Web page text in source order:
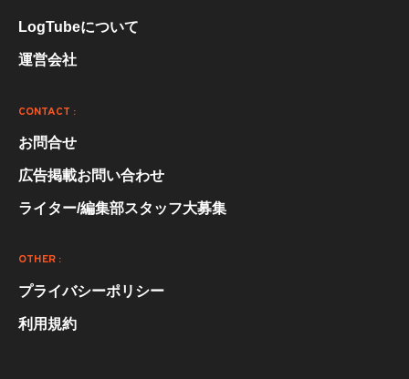
LogTubeについて
運営会社
CONTACT :
お問合せ
広告掲載お問い合わせ
ライター/編集部スタッフ大募集
OTHER :
プライバシーポリシー
利用規約